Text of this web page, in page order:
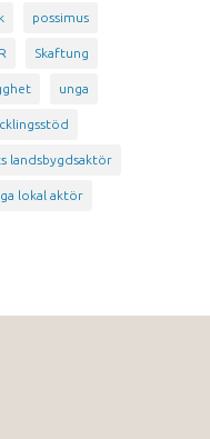
possimus
Skaftung
unga
landsbygdsaktör
lokal aktör